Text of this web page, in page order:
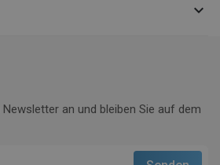

an und bleiben Sie auf dem